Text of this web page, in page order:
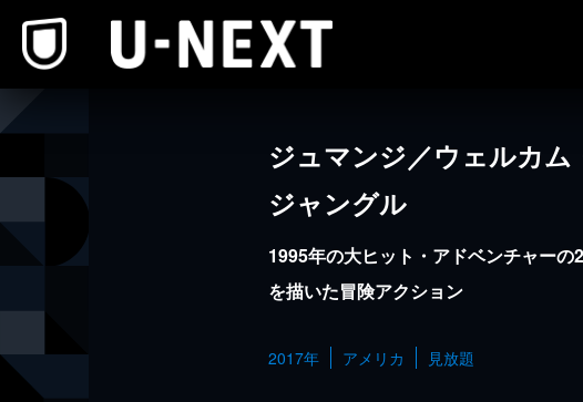
ジュマンジ／ウェルカム
ジャングル
1995年の大ヒット・アドベンチャーの
を描いた冒険アクション
2017年 アメリカ 見放題